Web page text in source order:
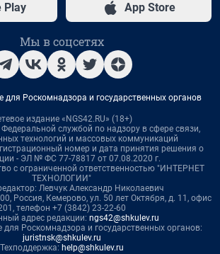
Play App Store
Мы в соцсетях
для Роскомнадзора и государственных органов
издание «NGS42.RU» (18+)
службой по надзору в сфере связи,
технологий и массовых коммуникаций
номер и дата принятия решения о
- ЭЛ № ФС 77-78817 от 07.08.2020 г.
с ограниченной ответственностью "ИНТЕРНЕТ
ТЕХНОЛОГИИ"
Левчук Александр Николаевич
Россия, Кемерово, ул. 50 лет Октября, д. 11, офис
телефон +7 (3842) 23-22-60
адрес редакции: ngs42@shkulev.ru
для Роскомнадзора и государственных органов:
juristnsk@shkulev.ru
Техподдержка: help@shkulev.ru